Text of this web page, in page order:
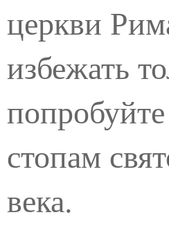
церкви
избежать
стопам
века.